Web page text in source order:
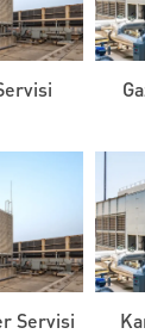
Servisi